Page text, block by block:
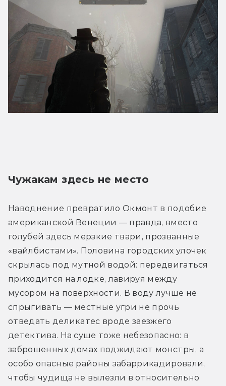
Чужакам здесь не место
Наводнение превратило Окмонт в подобие
американской Венеции — правда, вместо
голубей здесь мерзкие твари, прозванные
«вайлбистами». Половина городских улочек
скрылась под мутной водой: передвигаться
приходится на лодке, лавируя между
мусором на поверхности. В воду лучше не
спрыгивать — местные угри не прочь
отведать деликатес вроде заезжего
детектива. На суше тоже небезопасно: в
заброшенных домах поджидают монстры, а
особо опасные районы забаррикадировали,
чтобы чудища не вылезли в относительно